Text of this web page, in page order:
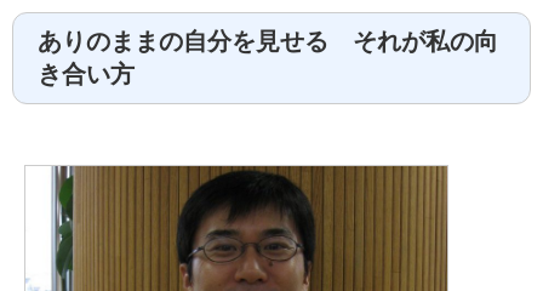
ありのままの自分を見せる それが私の向
き合い方